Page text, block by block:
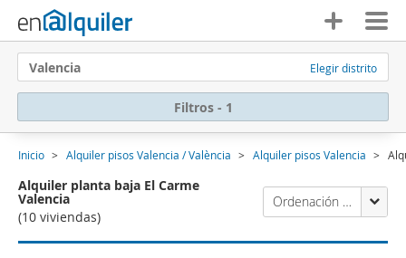
Valencia Elegir distrito
Filtros - 1
Inicio Alquiler pisos Valencia / València Alquiler pisos Valencia
Alquiler planta baja El Carme
Valencia
(10 viviendas)
Ordenación Enalquiler